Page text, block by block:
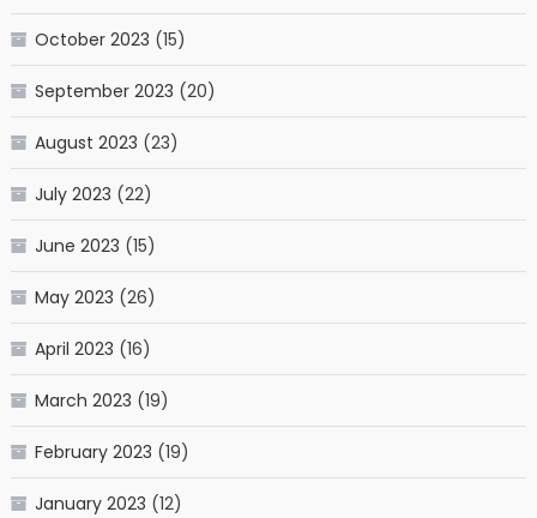
October 2023 (15)
September 2023 (20)
August 2023 (23)
July 2023 (22)
June 2023 (15)
May 2023 (26)
April 2023 (16)
March 2023 (19)
February 2023 (19)
January 2023 (12)